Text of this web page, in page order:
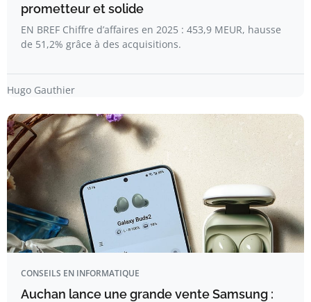
prometteur et solide
EN BREF Chiffre d’affaires en 2025 : 453,9 MEUR, hausse
de 51,2% grâce à des acquisitions.
Hugo Gauthier
CONSEILS EN INFORMATIQUE
Auchan lance une grande vente Samsung :